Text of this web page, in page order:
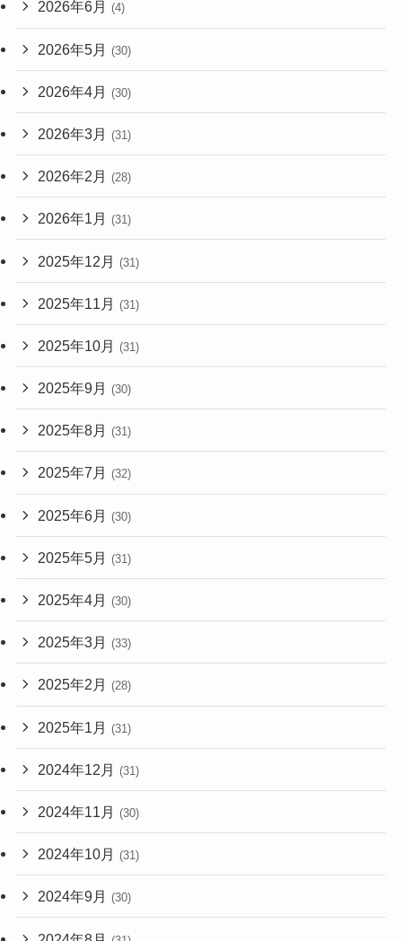
2026年6月 (4)
2026年5月 (30)
2026年4月 (30)
2026年3月 (31)
2026年2月 (28)
2026年1月 (31)
2025年12月 (31)
2025年11月 (31)
2025年10月 (31)
2025年9月 (30)
2025年8月 (31)
2025年7月 (32)
2025年6月 (30)
2025年5月 (31)
2025年4月 (30)
2025年3月 (33)
2025年2月 (28)
2025年1月 (31)
2024年12月 (31)
2024年11月 (30)
2024年10月 (31)
2024年9月 (30)